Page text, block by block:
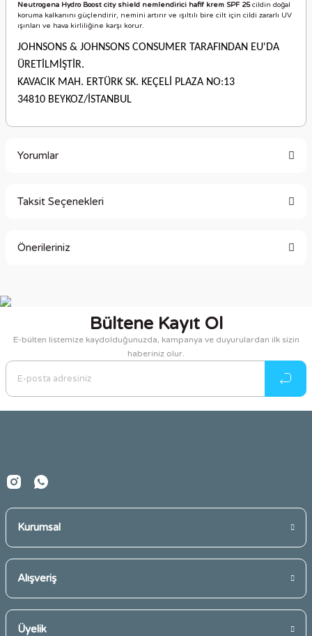
Neutrogena Hydro Boost city shield nemlendirici hafif krem SPF 25cildin doğal
koruma kalkanını güçlendirir, nemini artırır ve ışıltılı bire cilt için cildi zararlı UV
ışınları ve hava kirliliğine karşı korur.
JOHNSONS & JOHNSONS CONSUMER TARAFINDAN EU'DA
ÜRETİLMİŞTİR.
KAVACIK MAH. ERTÜRK SK. KEÇELİ PLAZA NO:13
34810 BEYKOZ/İSTANBUL
Yorumlar
Taksit Seçenekleri
Önerileriniz
Görüş ve önerileriniz için teşekkür ederiz.
Ürün resmi kalitesiz, bozuk veya görüntülenemiyor.
Ürün açıklamasında eksik bilgiler bulunuyor.
Ürün bilgilerinde hatalar bulunuyor.
Bültene Kayıt Ol
E-bülten listemize kaydolduğunuzda, kampanya ve duyurulardan ilk sizin
haberiniz olur.
Kurumsal
Alışveriş
Üyelik